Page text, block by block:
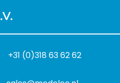
+31 (0)318 63 62 62